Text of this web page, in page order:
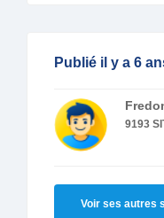
Publié il y a 6
9193
Voir ses autres